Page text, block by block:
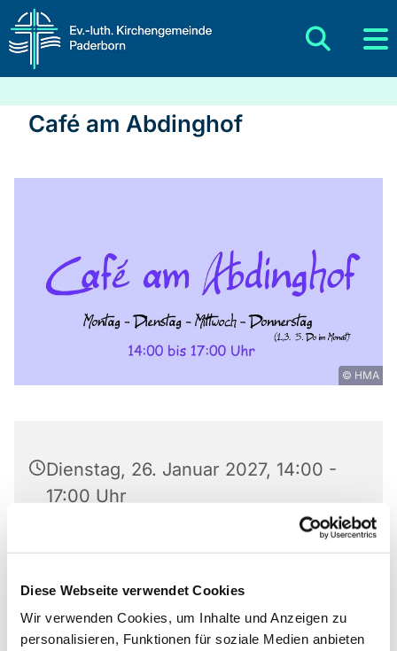
Diese Webseite verwendet Cookies
Wir verwenden Cookies, um Inhalte und Anzeigen zu
personalisieren, Funktionen für soziale Medien anbieten
Café am Abdinghof
© HMA
Dienstag, 26. Januar 2027, 14:00 -
17:00 Uhr
Paul-Gerhardt-Haus, Am Abdinghof